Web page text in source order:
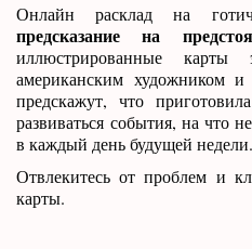
Онлайн расклад на
предсказание на
иллюстрированные карты
американским художником
предскажут, что
развиваться события, на что
в каждый день будущей недели.
Отвлекитесь от проблем и
карты.